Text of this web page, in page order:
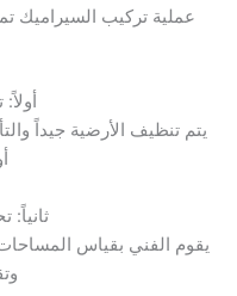
عملية تركيب السيراميك
يتم تنظيف الأرضية جيداً
ثانياً:
يقوم الفني بقياس المساحات